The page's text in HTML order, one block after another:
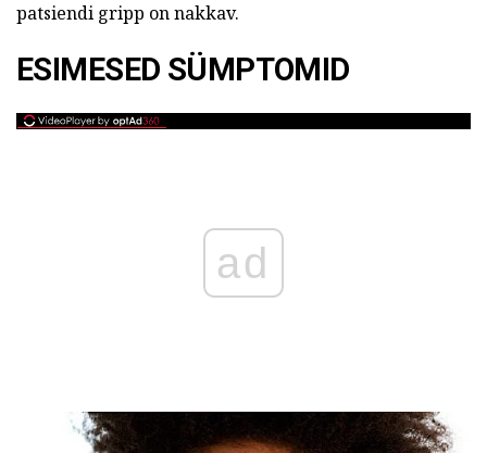
patsiendi gripp on nakkav.
ESIMESED SÜMPTOMID
ad